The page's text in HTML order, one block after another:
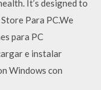
It’s designed to
Para PC.We
para PC
e instalar
Windows con